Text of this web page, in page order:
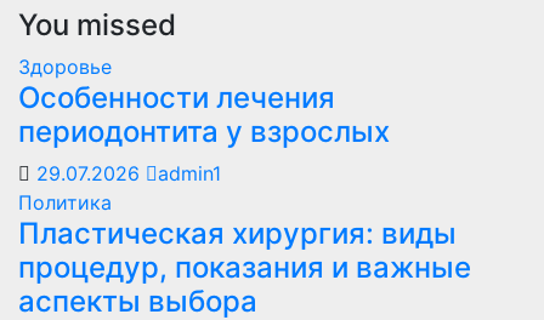
You missed
Здоровье
Особенности лечения
периодонтита у взрослых
29.07.2026
admin1
Политика
Пластическая хирургия: виды
процедур, показания и важные
аспекты выбора